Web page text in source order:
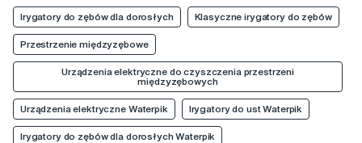
Irygatory do zębów dla dorosłych Klasyczne irygatory do zębów
Przestrzenie międzyzębowe
Urządzenia elektryczne do czyszczenia przestrzeni
międzyzębowych
Urządzenia elektryczne Waterpik Irygatory do ust Waterpik
Irygatory do zębów dla dorosłych Waterpik